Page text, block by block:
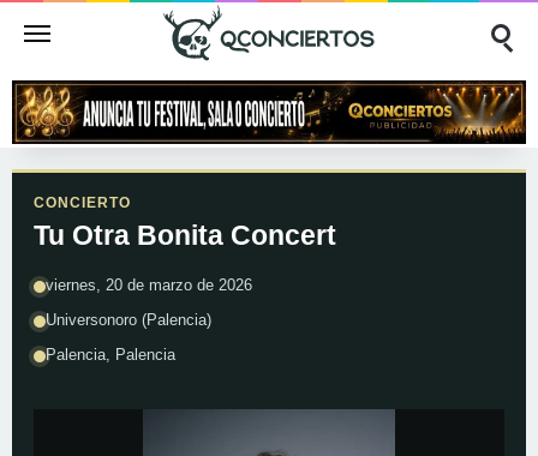
CONCIERTO
Tu Otra Bonita Concert
viernes, 20 de marzo de 2026
Universonoro (Palencia)
Palencia, Palencia